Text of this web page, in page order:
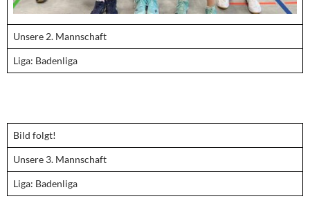
Unsere 2. Mannschaft
Liga: Badenliga
Bild folgt!
Unsere 3. Mannschaft
Liga: Badenliga